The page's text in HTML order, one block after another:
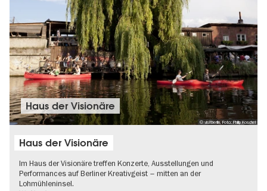
© visitberlin, Foto: Philip Koschel
Haus der Visionäre
Haus der Visionäre
Im Haus der Visionäre treffen Konzerte, Ausstellungen und
Performances auf Berliner Kreativgeist – mitten an der
Lohmühleninsel.